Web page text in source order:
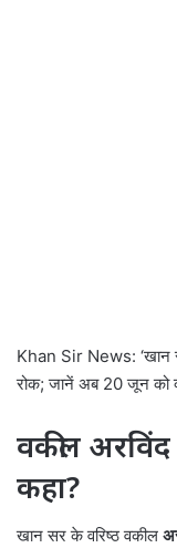
Khan Sir News: ‘खान
रोक; जानें अब 20 जून को
वकील
कहा?
खान सर के वरिष्ठ वकील